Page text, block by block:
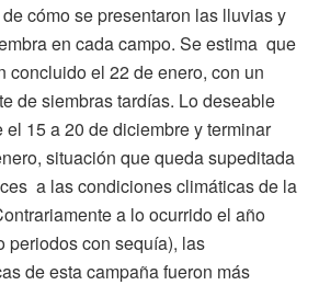
cómo se presentaron las lluvias y
en cada campo. Se estima que
concluido el 22 de enero, con un
de siembras tardías. Lo deseable
15 a 20 de diciembre y terminar
situación que queda supeditada
a las condiciones climáticas de la
a lo ocurrido el año
periodos con sequía), las
de esta campaña fueron más